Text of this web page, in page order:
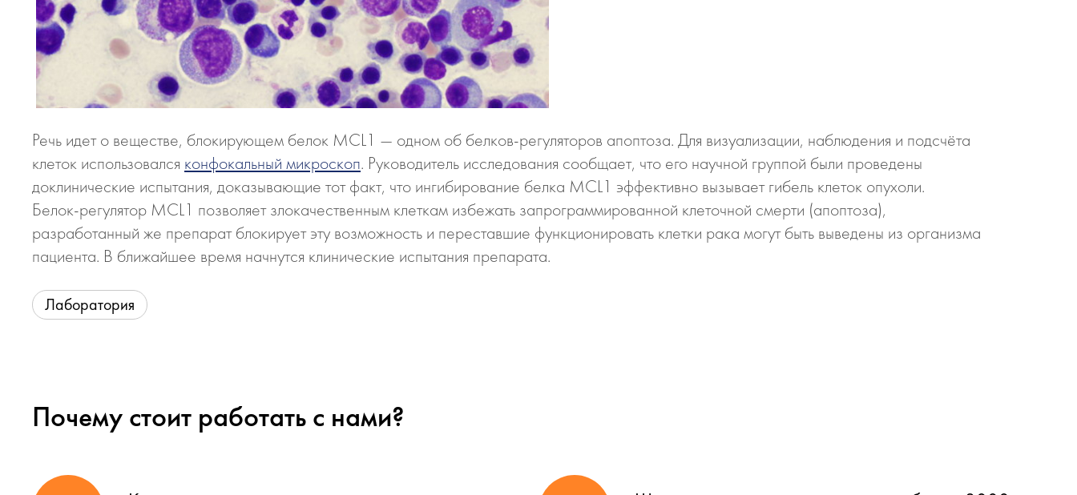
Речь идет о веществе, блокирующем белок MCL1 — одном об белков-регуляторов апоптоза. Для визуализации, наблюдения и подсчёта
клеток использовался конфокальный микроскоп. Руководитель исследования сообщает, что его научной группой были проведены
доклинические испытания, доказывающие тот факт, что ингибирование белка MCL1 эффективно вызывает гибель клеток опухоли.
Белок-регулятор MCL1 позволяет злокачественным клеткам избежать запрограммированной клеточной смерти (апоптоза),
разработанный же препарат блокирует эту возможность и переставшие функционировать клетки рака могут быть выведены из организма
пациента. В ближайшее время начнутся клинические испытания препарата.
Лаборатория
Почему стоит работать с нами?